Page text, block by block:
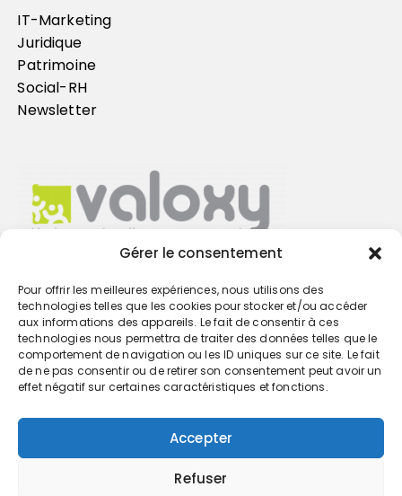
Gérer le consentement
Pour offrir les meilleures expériences, nous utilisons des
technologies telles que les cookies pour stocker et/ou accéder
aux informations des appareils. Le fait de consentir à ces
technologies nous permettra de traiter des données telles que le
comportement de navigation ou les ID uniques sur ce site. Le fait
de ne pas consentir ou de retirer son consentement peut avoir un
effet négatif sur certaines caractéristiques et fonctions.
Accepter
Refuser
IT-Marketing
Juridique
Patrimoine
Social-RH
Newsletter
Trouvez votre cabinet
GO